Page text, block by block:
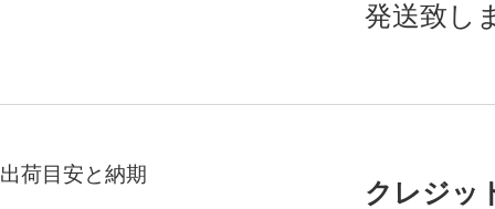
発送致し
出荷目安と納期
クレジッ